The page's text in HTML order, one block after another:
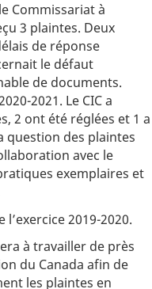
Commissariat à
3 plaintes. Deux
de réponse
le défaut
de documents.
2021. Le CIC a
2 ont été réglées et 1 a
question des plaintes
avec le
exemplaires et
2019-2020.
à travailler de près
du Canada afin de
les plaintes en